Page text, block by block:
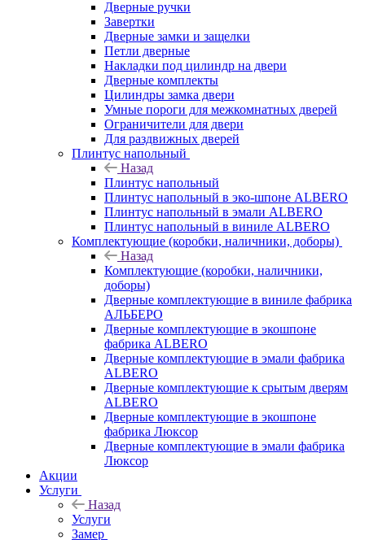
Дверные ручки
Завертки
Дверные замки и защелки
Петли дверные
Накладки под цилиндр на двери
Дверные комплекты
Цилиндры замка двери
Умные пороги для межкомнатных дверей
Ограничители для двери
Для раздвижных дверей
Плинтус напольный
Назад
Плинтус напольный
Плинтус напольный в эко-шпоне ALBERO
Плинтус напольный в эмали ALBERO
Плинтус напольный в виниле ALBERO
Комплектующие (коробки, наличники, доборы)
Назад
Комплектующие (коробки, наличники,
доборы)
Дверные комплектующие в виниле фабрика
АЛЬБЕРО
Дверные комплектующие в экошпоне
фабрика ALBERO
Дверные комплектующие в эмали фабрика
ALBERO
Дверные комплектующие к срытым дверям
ALBERO
Дверные комплектующие в экошпоне
фабрика Люксор
Дверные комплектующие в эмали фабрика
Люксор
Акции
Услуги
Назад
Услуги
Замер